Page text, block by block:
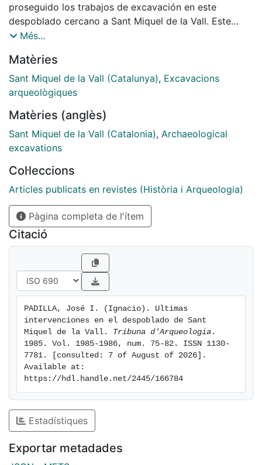
proseguido los tra­bajos de excavación en este
despoblado cercano a Sant Miquel de la Vall. Este
yacimiento, al que las fuentes documentales
1978, a iniciativa del Departamento de His­toria
Medieval de la Universidad de Barcelona. Sin embargo,
hemos de considerar que, aunque en estos últimos
excavación, todavía nos hallamos en una etapa inicial
de su estudio.
Més...
Matèries
Sant Miquel de la Vall (Catalunya), Excavacions
arqueològiques
Matèries (anglès)
Sant Miquel de la Vall (Catalonia), Archaeological
excavations
Col·leccions
Articles publicats en revistes (Història i Arqueologia)
Pàgina completa de l'ítem
Citació
PADILLA, José I. (Ignacio). Ultimas
intervenciones en el despoblado de Sant
Miquel de la Vall. Tribuna d'Arqueologia .
1985. Vol. 1985-1986, num. 75-82. ISSN 1130-
7781. [consulted: 7 of August of 2026].
Available at:
https://hdl.handle.net/2445/166784
Estadístiques
Exportar metadades